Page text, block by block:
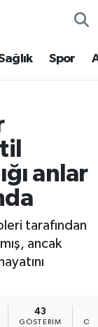
Spor
anlar
tarafından
ancak
43
GÖSTERIM